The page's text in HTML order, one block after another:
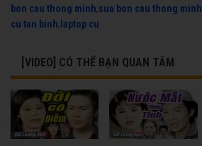
bon cau thong minh,sua bon cau thong minh
cu tan binh, laptop cu
[VIDEO] CÓ THỂ BẠN QUAN TÂM